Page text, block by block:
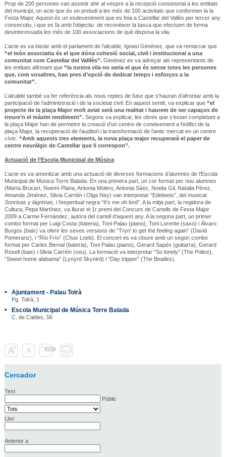
Prop de 200 persones van assistir ahir al vespre a la recepció consistorial a les entitats
del municipi, un acte que és un preludi a les més de 100 activitats que conformen la la
Festa Major. Aquest és un esdeveniment que es feia a Castellar del Vallès per tercer any
consecutiu, i que es fa amb l’objectiu de reconèixer la tasca que efectuen de forma
desinteressada les més de 100 associacions de què disposa la vila.
L’acte es va iniciar amb el parlament de l’alcalde, Ignasi Giménez, que va remarcar que
“el món associatiu és el que dóna cohesió social, civil i institucional a una
comunitat com Castellar del Valllès”. Giménez es va adreçar als representants de
les entitats afirmant que “la nostra vila no seria el que és sense totes les persones
que, com vosaltres, han pres d’opció de dedicar temps i esforços a la
comunitat”.
L’alcalde també va fer referència als nous reptes de futur que s’hauran d’afrontar amb la
participació de l’administració i de la societat civil. En aquest sentit, va explicar que “el
projecte de la plaça Major molt aviat serà una realitat i haurem de ser capaços de
treure’n el màxim rendiment”. Segons va explicar, les obres que s’estan completant a
la plaça Major han de permetre la creació d’un centre de coneixement a l’edifici de la
plaça Major, la recuperació de l’auditori i la transformació de l’antic mercat en un centre
cívic. “Amb aquests tres elements, la nova plaça major recuperarà el paper de
centre neuràlgic de Castellar que li correspon”.
Actuació de l’Escola Municipal de Música
L’acte es va amenitzar amb una actuació de diverses formacions d’alumnes de l’Escola
Municipal de Música Torre Balada. En una primera part, un cor format per nou alumnes
(Marta Brucart, Noemí Plana, Antonia Molero, Antonia Sáez, Noelia Gil, Natalia Pérez,
Amanda Jiménez, Silvia Carrión i Olga Ney) van interpretar “Edelweis”, del musical
Sonrisas y lágrimas, i l’esperitual negra “It’s me oh lord”. A la mitja part, la regidora de
Cultura, Pepa Martínez, va lliurar el 1r premi del Concurs de Cartells de Festa Major
2009 a Carme Fernández, autora del cartell d’aquest any. A la segona part, un primer
combo format per Luigi Costa (bateria), Toni Palau (piano), Toni Lorente (saxo) i Álvaro
Burgos (baix) va oferir les seves versions de “Tryn’ to get the feeling again” (David
Pomeranz), i “Río Frío” (Chux Loeb). El concert es va cloure amb un segon combo
format per Carles Bernal (bateria), Toni Palau (piano), Gerard Sapés (guitarra), Gerard
Rosell (baix) i Silvia Carrión (veu). La formació va interpretar “So lonely” (The Police),
“Sweet home alabama” (Lynyrd Skynird) i “Day tripper” (The Beatles).
Ajuntament - Palau Tolrà
Pg. Tolrà, 1
Escola Municipal de Música Torre Balada
C. de Caldes, 56
Cercador
Text
Públic
Lloc
Anterior a